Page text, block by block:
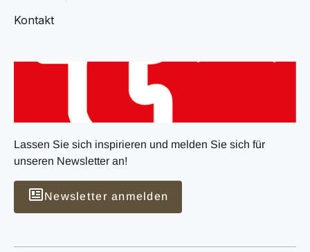
Kontakt
Lassen Sie sich inspirieren und melden Sie sich für
unseren Newsletter an!
Newsletter anmelden